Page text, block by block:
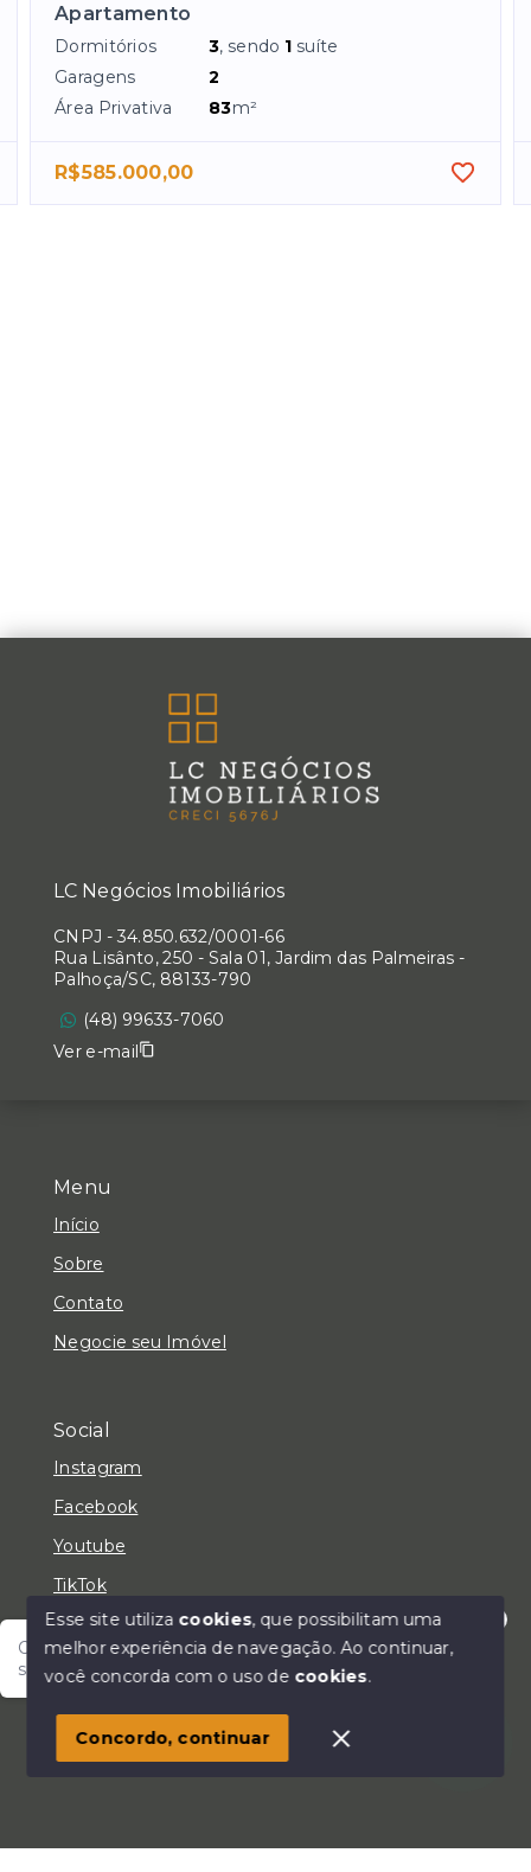
Apartamento
Dormitórios 3, sendo 1 suíte
Garagens
2
Área Privativa
83m²
R$585.000,00
Olá! Fale com um de nossos corretores e encontre
seu lar!
Menu
Início
Sobre
Contato
Negocie seu Imóvel
Social
Instagram
Facebook
Youtube
TikTok
© Copyright 2026 - LC Negócios Imobiliários - Todos
SITE PARA IMOBILIARIA
LC Negócios Imobiliários
CNPJ - 34.850.632/0001-66
Rua Lisânto, 250 - Sala 01, Jardim das Palmeiras -
Palhoça/SC, 88133-790
(48) 99633-7060
Ver e-mail
Esse site utiliza cookies, que possibilitam uma
melhor experiência de navegação.Ao continuar,
você concorda com o uso de cookies.
Concordo, continuar